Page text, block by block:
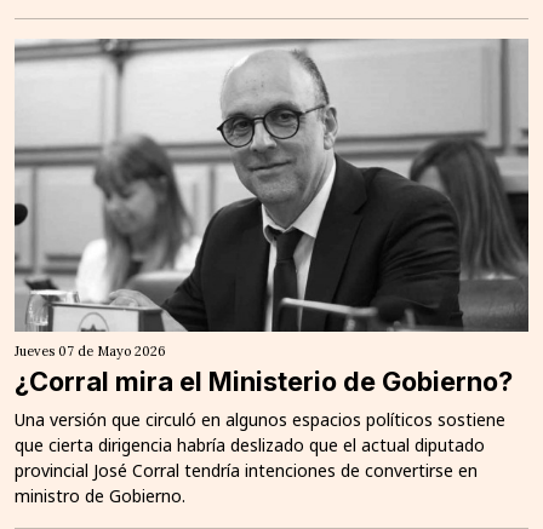
Jueves 07 de Mayo 2026
¿Corral mira el Ministerio de Gobierno?
Una versión que circuló en algunos espacios políticos sostiene
que cierta dirigencia habría deslizado que el actual diputado
provincial José Corral tendría intenciones de convertirse en
ministro de Gobierno.